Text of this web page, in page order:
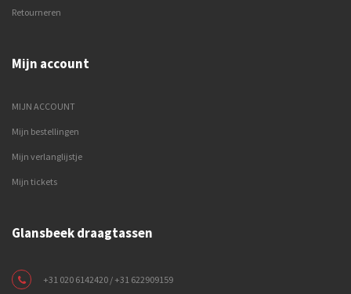
Retourneren
Mijn account
MIJN ACCOUNT
Mijn bestellingen
Mijn verlanglijstje
Mijn tickets
Glansbeek draagtassen
+31 020 6142420 / +31 622909159